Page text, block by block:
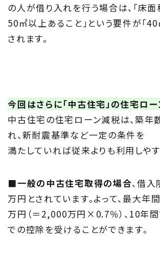
の人が借り入れを行う場合は、「床
50㎡以上あること」という要件が「
されます。
今回はさらに「中古住宅」の住宅ロ
中古住宅の住宅ローン減税は、築年
れ、新耐震基準など一定の条件を
満たしていれば従来よりも利用しやす
■一般の中古住宅取得の場合、借
万円とされています。よって、最大年
万円（＝2,000万円×0.7％）、10年
での控除を受けることができます。